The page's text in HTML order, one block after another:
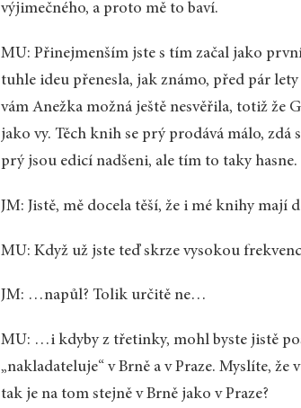
výjimečného, a proto mě to baví.
MU: Přinejmenším jste s tím začal jako
tuhle ideu přenesla, jak známo, před pár
vám Anežka možná ještě nesvěřila, totiž že
jako vy. Těch knih se prý prodává málo,
prý jsou edicí nadšeni, ale tím to taky hasne.
JM: Jistě, mě docela těší, že i mé knihy mají
MU: Když už jste teď skrze vysokou
JM: …napůl? Tolik určitě ne…
MU: …i kdyby z třetinky, mohl byste jistě
„nakladateluje“ v Brně a v Praze. Myslíte,
tak je na tom stejně v Brně jako v Praze?